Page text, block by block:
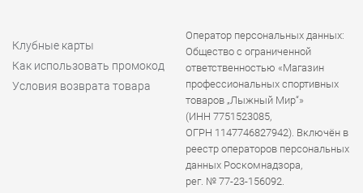
Клубные карты
Как использовать промокод
Условия возврата товара
Оператор персональных данных:
Общество с ограниченной
ответственностью «Магазин
профессиональных спортивных
товаров „Лыжный Мир“»
(ИНН 7751523085,
ОГРН 1147746827942). Включён в
реестр операторов персональных
данных Роскомнадзора,
рег. № 77-23-156092.